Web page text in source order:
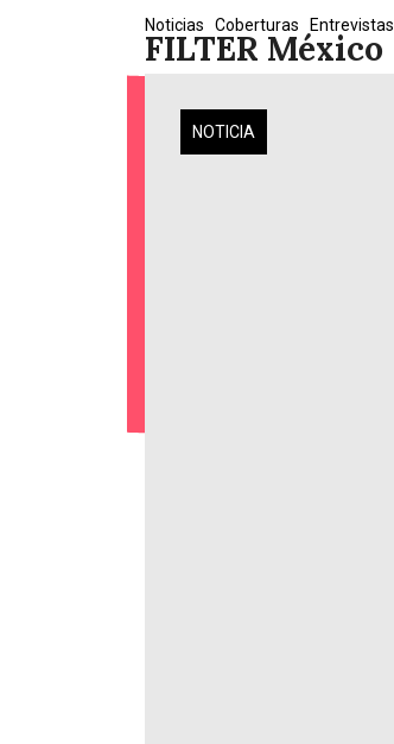
FILTER México
Noticias Coberturas Entrevistas
NOTICIA